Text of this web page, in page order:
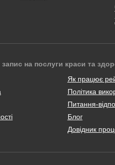
на послуги краси та
Як працює
Політика
Питання-
Блог
Довідник